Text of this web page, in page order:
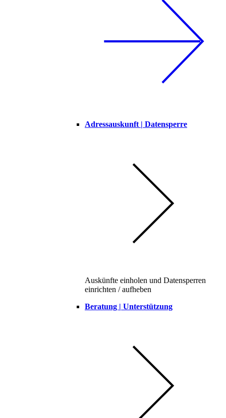
Adressauskunft | Datensperre
Auskünfte einholen und Datensperren
einrichten / aufheben
Beratung | Unterstützung